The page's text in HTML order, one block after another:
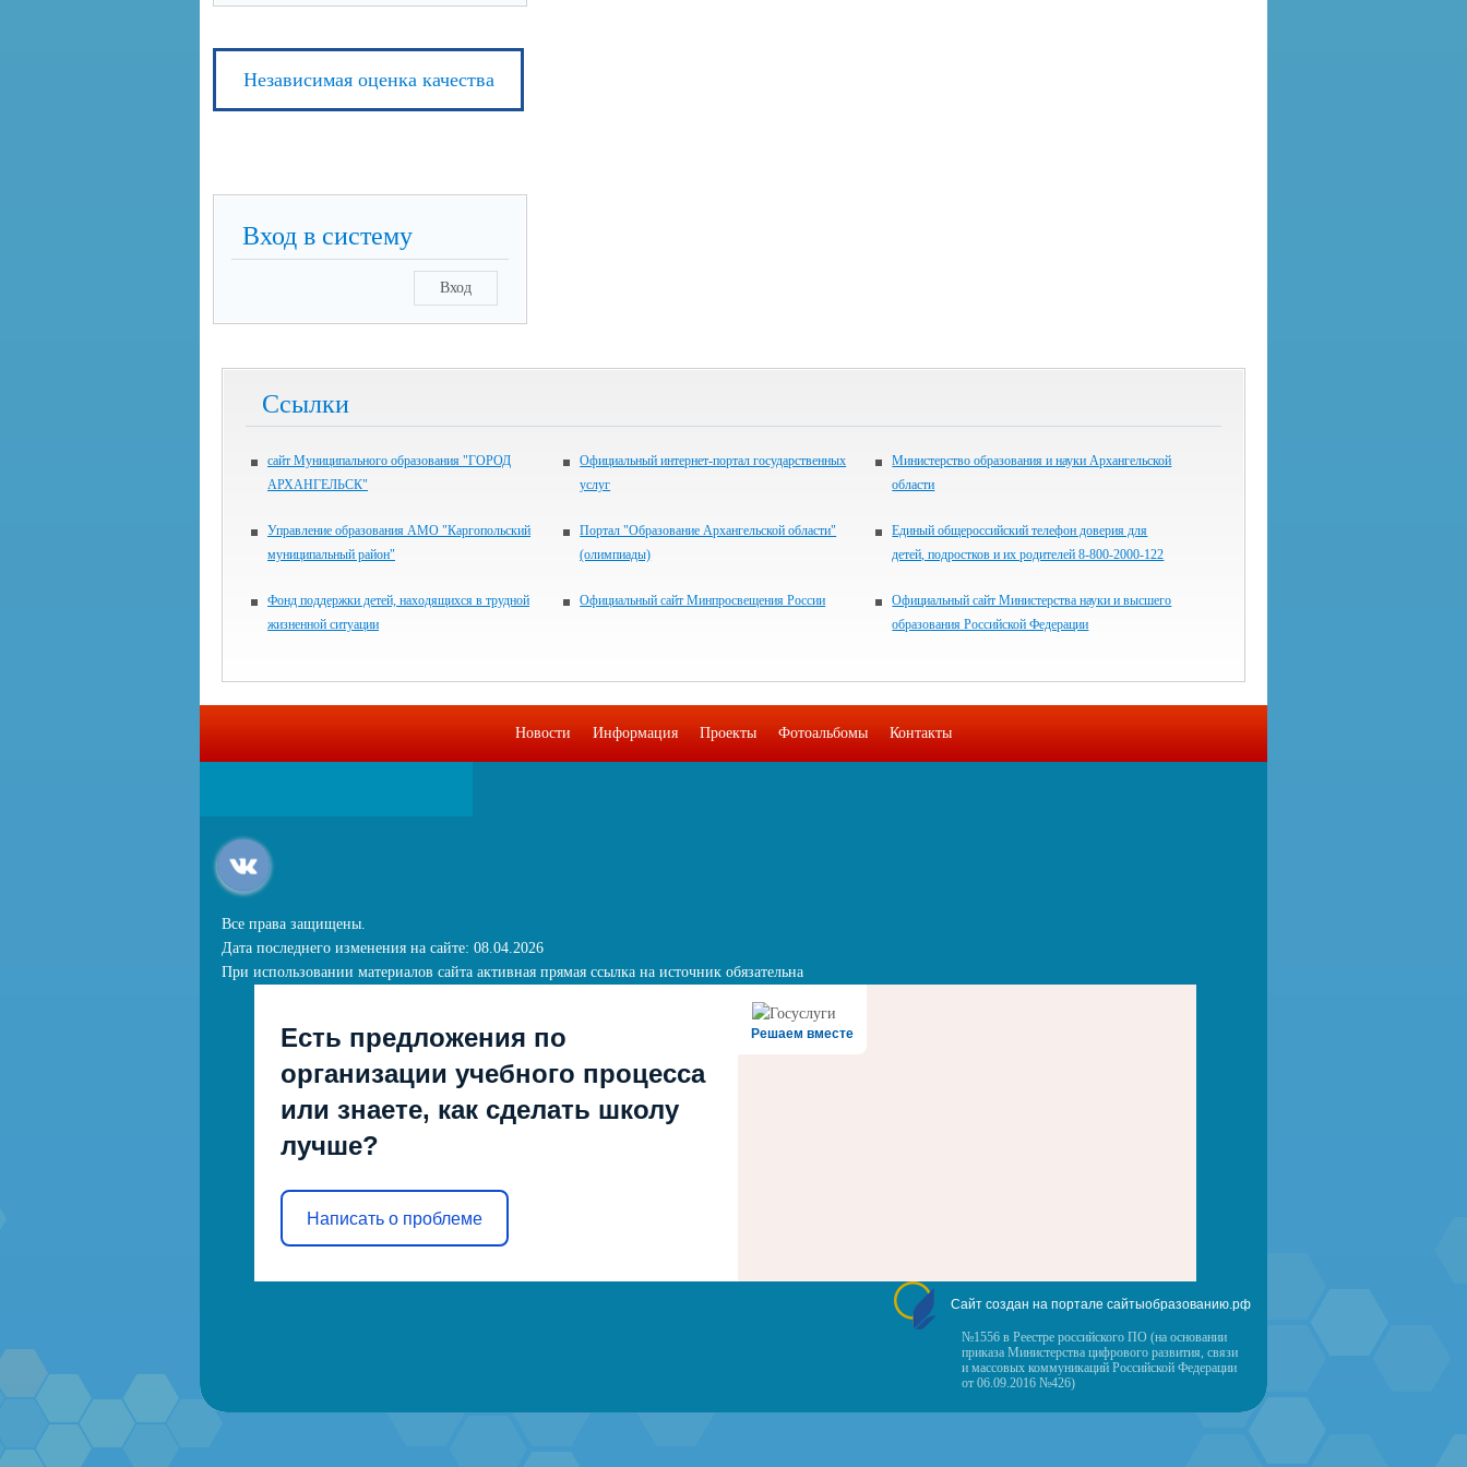
Независимая оценка качества
Вход в систему
Вход
Ссылки
сайт Муниципального образования "ГОРОД
АРХАНГЕЛЬСК"
Официальный интернет-портал государственных
услуг
Министерство образования и науки Архангельской
области
Управление образования АМО "Каргопольский
муниципальный район"
Портал "Образование Архангельской области"
(олимпиады)
Единый общероссийский телефон доверия для
детей, подростков и их родителей 8-800-2000-122
Фонд поддержки детей, находящихся в трудной
жизненной ситуации
Официальный сайт Минпросвещения России
Официальный сайт Министерства науки и высшего
образования Российской Федерации
Новости Информация Проекты Фотоальбомы Контакты
Все права защищены.
Дата последнего изменения на сайте: 08.04.2026
При использовании материалов сайта активная прямая ссылка на источник обязательна
Решаем вместе
Есть предложения по
организации учебного процесса
или знаете, как сделать школу
лучше?
Написать о проблеме
Сайт создан на портале сайтыобразованию.рф
№1556 в Реестре российского ПО (на основании
приказа Министерства цифрового развития, связи
и массовых коммуникаций Российской Федерации
от 06.09.2016 №426)